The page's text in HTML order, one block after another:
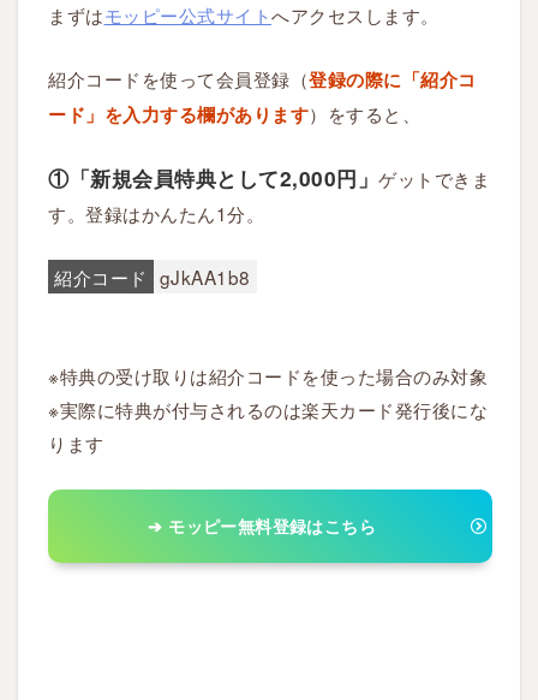
まずはモッピー公式サイトへアクセスします。
紹介コードを使って会員登録（登録の際に「紹介コ
ード」を入力する欄があります）をすると、
①「新規会員特典として2,000円」 ゲットできま
す。登録はかんたん1分。
紹介コード gJkAA1b8
※特典の受け取りは紹介コードを使った場合のみ対象
※実際に特典が付与されるのは楽天カード発行後にな
ります
➔ モッピー無料登録はこちら